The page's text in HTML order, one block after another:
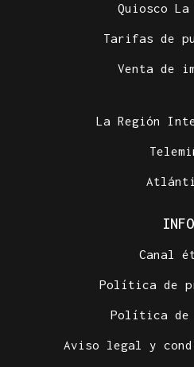
Quiosco La
Tarifas de
Venta de
La Región
INFO
Canal
Política de
Política de
Aviso legal y